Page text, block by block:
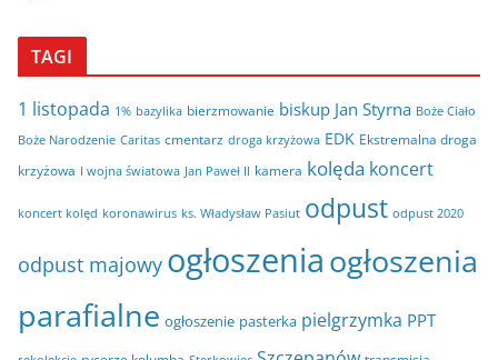
TAGI
1 listopada 1% bazylika bierzmowanie biskup Jan Styrna Boże Ciało
Boże Narodzenie Caritas cmentarz droga krzyżowa EDK Ekstremalna droga
krzyżowa I wojna światowa Jan Paweł II kamera kolęda koncert
koncert kolęd koronawirus ks. Władysław Pasiut odpust odpust 2020
odpust majowy ogłoszeniaogłoszenia
parafialne ogłoszenie pasterka pielgrzymka PPT